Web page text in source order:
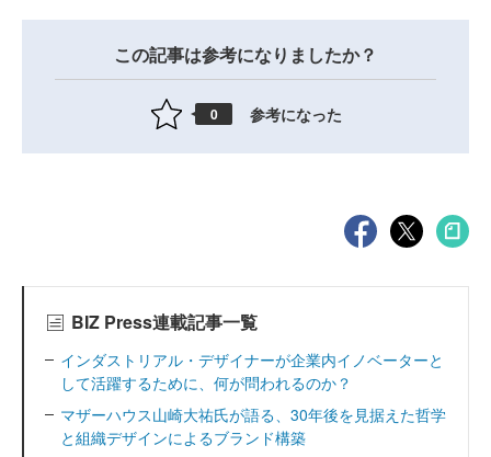
この記事は参考になりましたか？
0 参考になった
BIZ Press連載記事一覧
インダストリアル・デザイナーが企業内イノベーターと
して活躍するために、何が問われるのか？
マザーハウス山崎大祐氏が語る、30年後を見据えた哲学
と組織デザインによるブランド構築